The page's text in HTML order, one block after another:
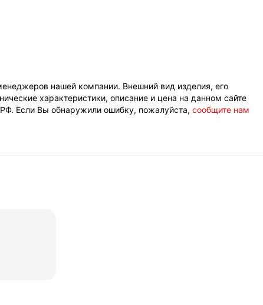
нашей компании. Внешний вид изделия, его
характеристики, описание и цена на данном сайте
РФ. Если Вы обнаружили ошибку, пожалуйста, сообщите нам